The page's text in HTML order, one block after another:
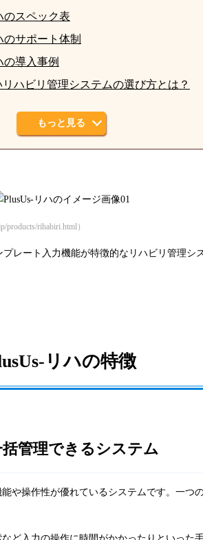
のスペック表
のサポート体制
の導入事例
ハビリ管理システムの選び方とは？
もっと見る
rihabiri.html）
レート入力機能が特徴的なリハビリ管理シ
リハの特徴
管理できるシステム
や操作性が優れているシステムです。一つ